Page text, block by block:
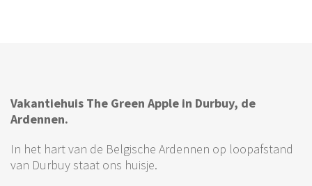
Vakantiehuis The Green Apple in Durbuy, de
Ardennen.
In het hart van de Belgische Ardennen op loopafstand
van Durbuy staat ons huisje.